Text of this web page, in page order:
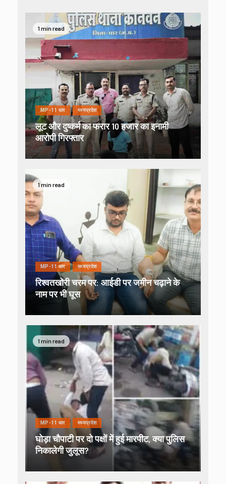
1 min read
MP-11 धार मध्यप्रदेश
लूट और दुष्कर्म का फरार 10 हजार का इनामी
आरोपी गिरफ्तार
1 min read
MP-11 धार मध्यप्रदेश
रिश्वतखोरी चरम पर: आईडी पर जमीन चढ़ाने के
नाम पर भी घूस
1 min read
MP-11 धार मध्यप्रदेश
घोड़ा चौपाटी पर दो पक्षों में हुई मारपीट, क्या पुलिस
निकालेगी जुलूस?